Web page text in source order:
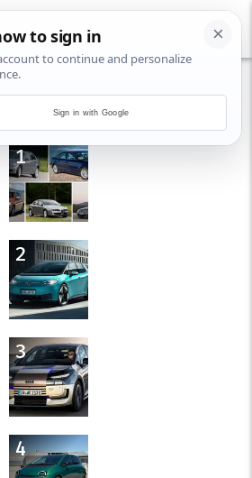
1
2
3
4
Sign in with Google